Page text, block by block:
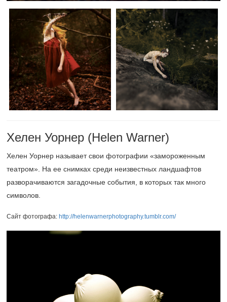
Хелен Уорнер (Helen Warner)
Хелен Уорнер называет свои фотографии «замороженным
театром». На ее снимках среди неизвестных ландшафтов
разворачиваются загадочные события, в которых так много
символов.
Сайт фотографа: http://helenwarnerphotography.tumblr.com/